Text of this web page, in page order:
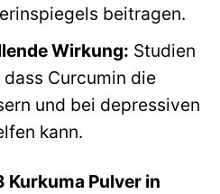
beitragen.
Wirkung: Studien
Curcumin die
und bei depressiven
kann.
Kurkuma Pulver in